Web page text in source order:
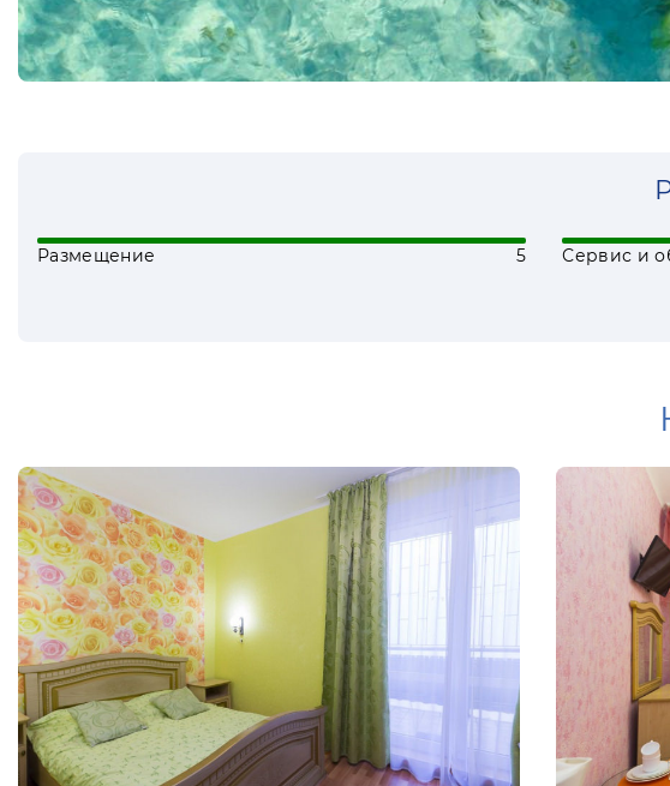
Размещение 5 Сервис и